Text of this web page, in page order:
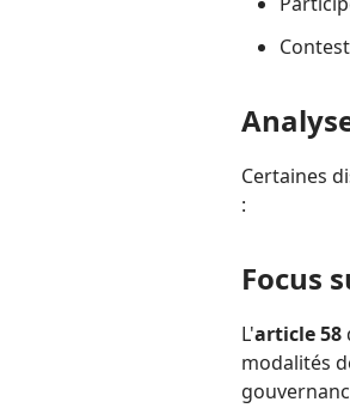
Certaines
:
Focus
L'article 58
modalités